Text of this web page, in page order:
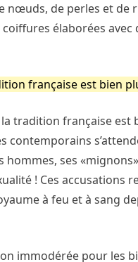
nœuds, de perles et de
élaborées avec
française est bien
tradition française est
contemporains
ses
! Ces accusations
à feu et à sang
immodérée pour les